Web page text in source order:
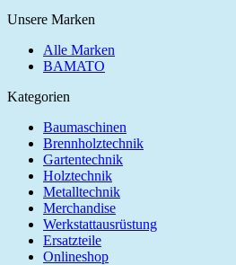
Unsere Marken
Alle Marken
BAMATO
Kategorien
Baumaschinen
Brennholztechnik
Gartentechnik
Holztechnik
Metalltechnik
Merchandise
Werkstattausrüstung
Ersatzteile
Onlineshop